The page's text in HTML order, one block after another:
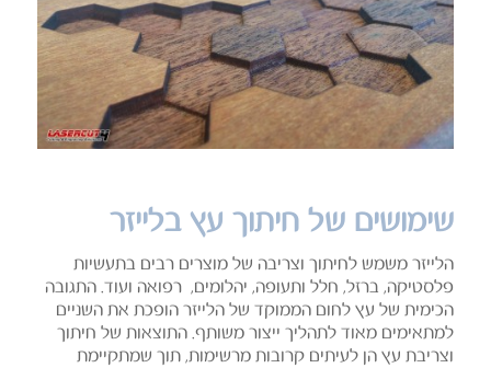
שימושים של חיתוך עץ בלייזר
הלייזר משמש לחיתוך וצריבה של מוצרים רבים בתעשיות
פלסטיקה, ברזל, חלל ותעופה, יהלומים, רפואה ועוד. התגובה
הכימית של עץ לחום הממוקד של הלייזר הופכת את השניים
למתאימים מאוד לתהליך ייצור משותף. התוצאות של חיתוך
וצריבת עץ הן לעיתים קרובות מרשימות, תוך שמתקיימת